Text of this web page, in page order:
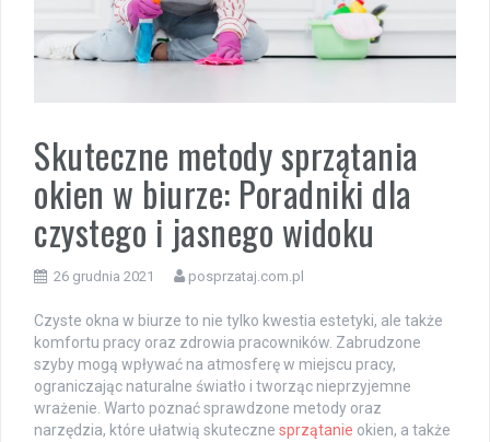
Skuteczne metody sprzątania
okien w biurze: Poradniki dla
czystego i jasnego widoku
26 grudnia 2021 posprzataj.com.pl
Czyste okna w biurze to nie tylko kwestia estetyki, ale także
komfortu pracy oraz zdrowia pracowników. Zabrudzone
szyby mogą wpływać na atmosferę w miejscu pracy,
ograniczając naturalne światło i tworząc nieprzyjemne
wrażenie. Warto poznać sprawdzone metody oraz
narzędzia, które ułatwią skuteczne sprzątanie okien, a także